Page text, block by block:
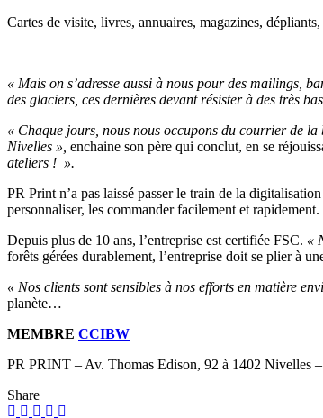
Cartes de visite, livres, annuaires, magazines,
« Mais on s’adresse aussi à nous pour des mailings,
des glaciers, ces dernières devant résister à des très
« Chaque jours, nous nous occupons du courrier de
Nivelles », enchaine son père qui conclut, en se
ateliers ! ».
PR Print n’a pas laissé passer le train de la
personnaliser, les commander facilement et rapidement.
Depuis plus de 10 ans, l’entreprise est certifiée FSC. «
forêts gérées durablement, l’entreprise doit se plier à
« Nos clients sont sensibles à nos efforts en matière
planète…
MEMBRE CCIBW
PR PRINT – Av. Thomas Edison, 92 à 1402 Nivelles
Share